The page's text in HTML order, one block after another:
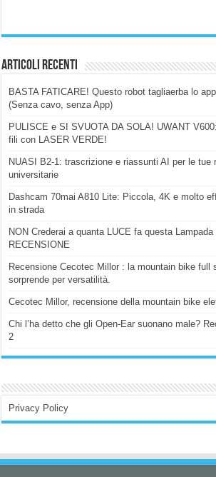
Articoli Recenti
BASTA FATICARE! Questo robot tagliaerba lo
(Senza cavo, senza App)
PULISCE e SI SVUOTA DA SOLA! UWANT
fili con LASER VERDE!
NUASI B2-1: trascrizione e riassunti AI per le tue
universitarie
Dashcam 70mai A810 Lite: Piccola, 4K e molto
in strada
NON Crederai a quanta LUCE fa questa
RECENSIONE
Recensione Cecotec Millor : la mountain bike full
sorprende per versatilità.
Cecotec Millor, recensione della mountain bike
Chi l’ha detto che gli Open-Ear suonano male?
2
Privacy Policy